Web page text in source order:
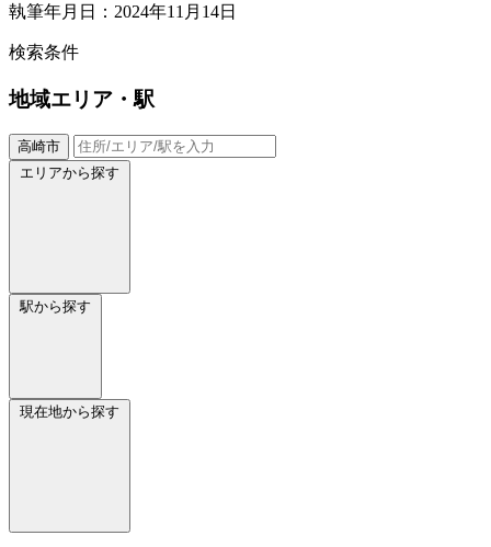
執筆年月日：2024年11月14日
検索条件
地域エリア・駅
高崎市
エリアから探す
駅から探す
現在地から探す